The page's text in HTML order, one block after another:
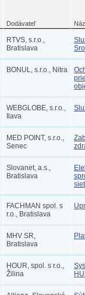
Dodávateľ
RTVS, s.r.o.,
Bratislava
BONUL, s.r.o., Nitra
WEBGLOBE, s.r.o.,
Ilava
MED POINT, s.r.o.,
Senec
Slovanet, a.s.,
Bratislava
FACHMAN spol. s
r.o., Bratislava
MHV SR,
Bratislava
HOUR, spol. s r.o.,
Žilina